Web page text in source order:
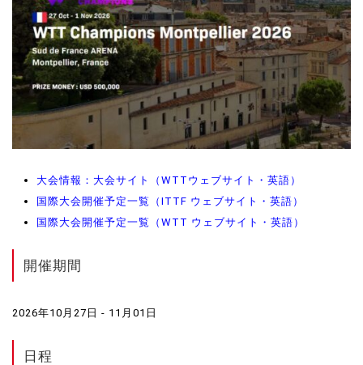
大会情報：大会サイト（WTTウェブサイト・英語）
国際大会開催予定一覧（ITTF ウェブサイト・英語）
国際大会開催予定一覧（WTT ウェブサイト・英語）
開催期間
2026年10月27日 - 11月01日
日程